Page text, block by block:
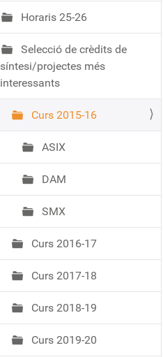
Horaris 25-26
Selecció de crèdits de
síntesi/projectes més
interessants
Curs 2015-16
ASIX
DAM
SMX
Curs 2016-17
Curs 2017-18
Curs 2018-19
Curs 2019-20